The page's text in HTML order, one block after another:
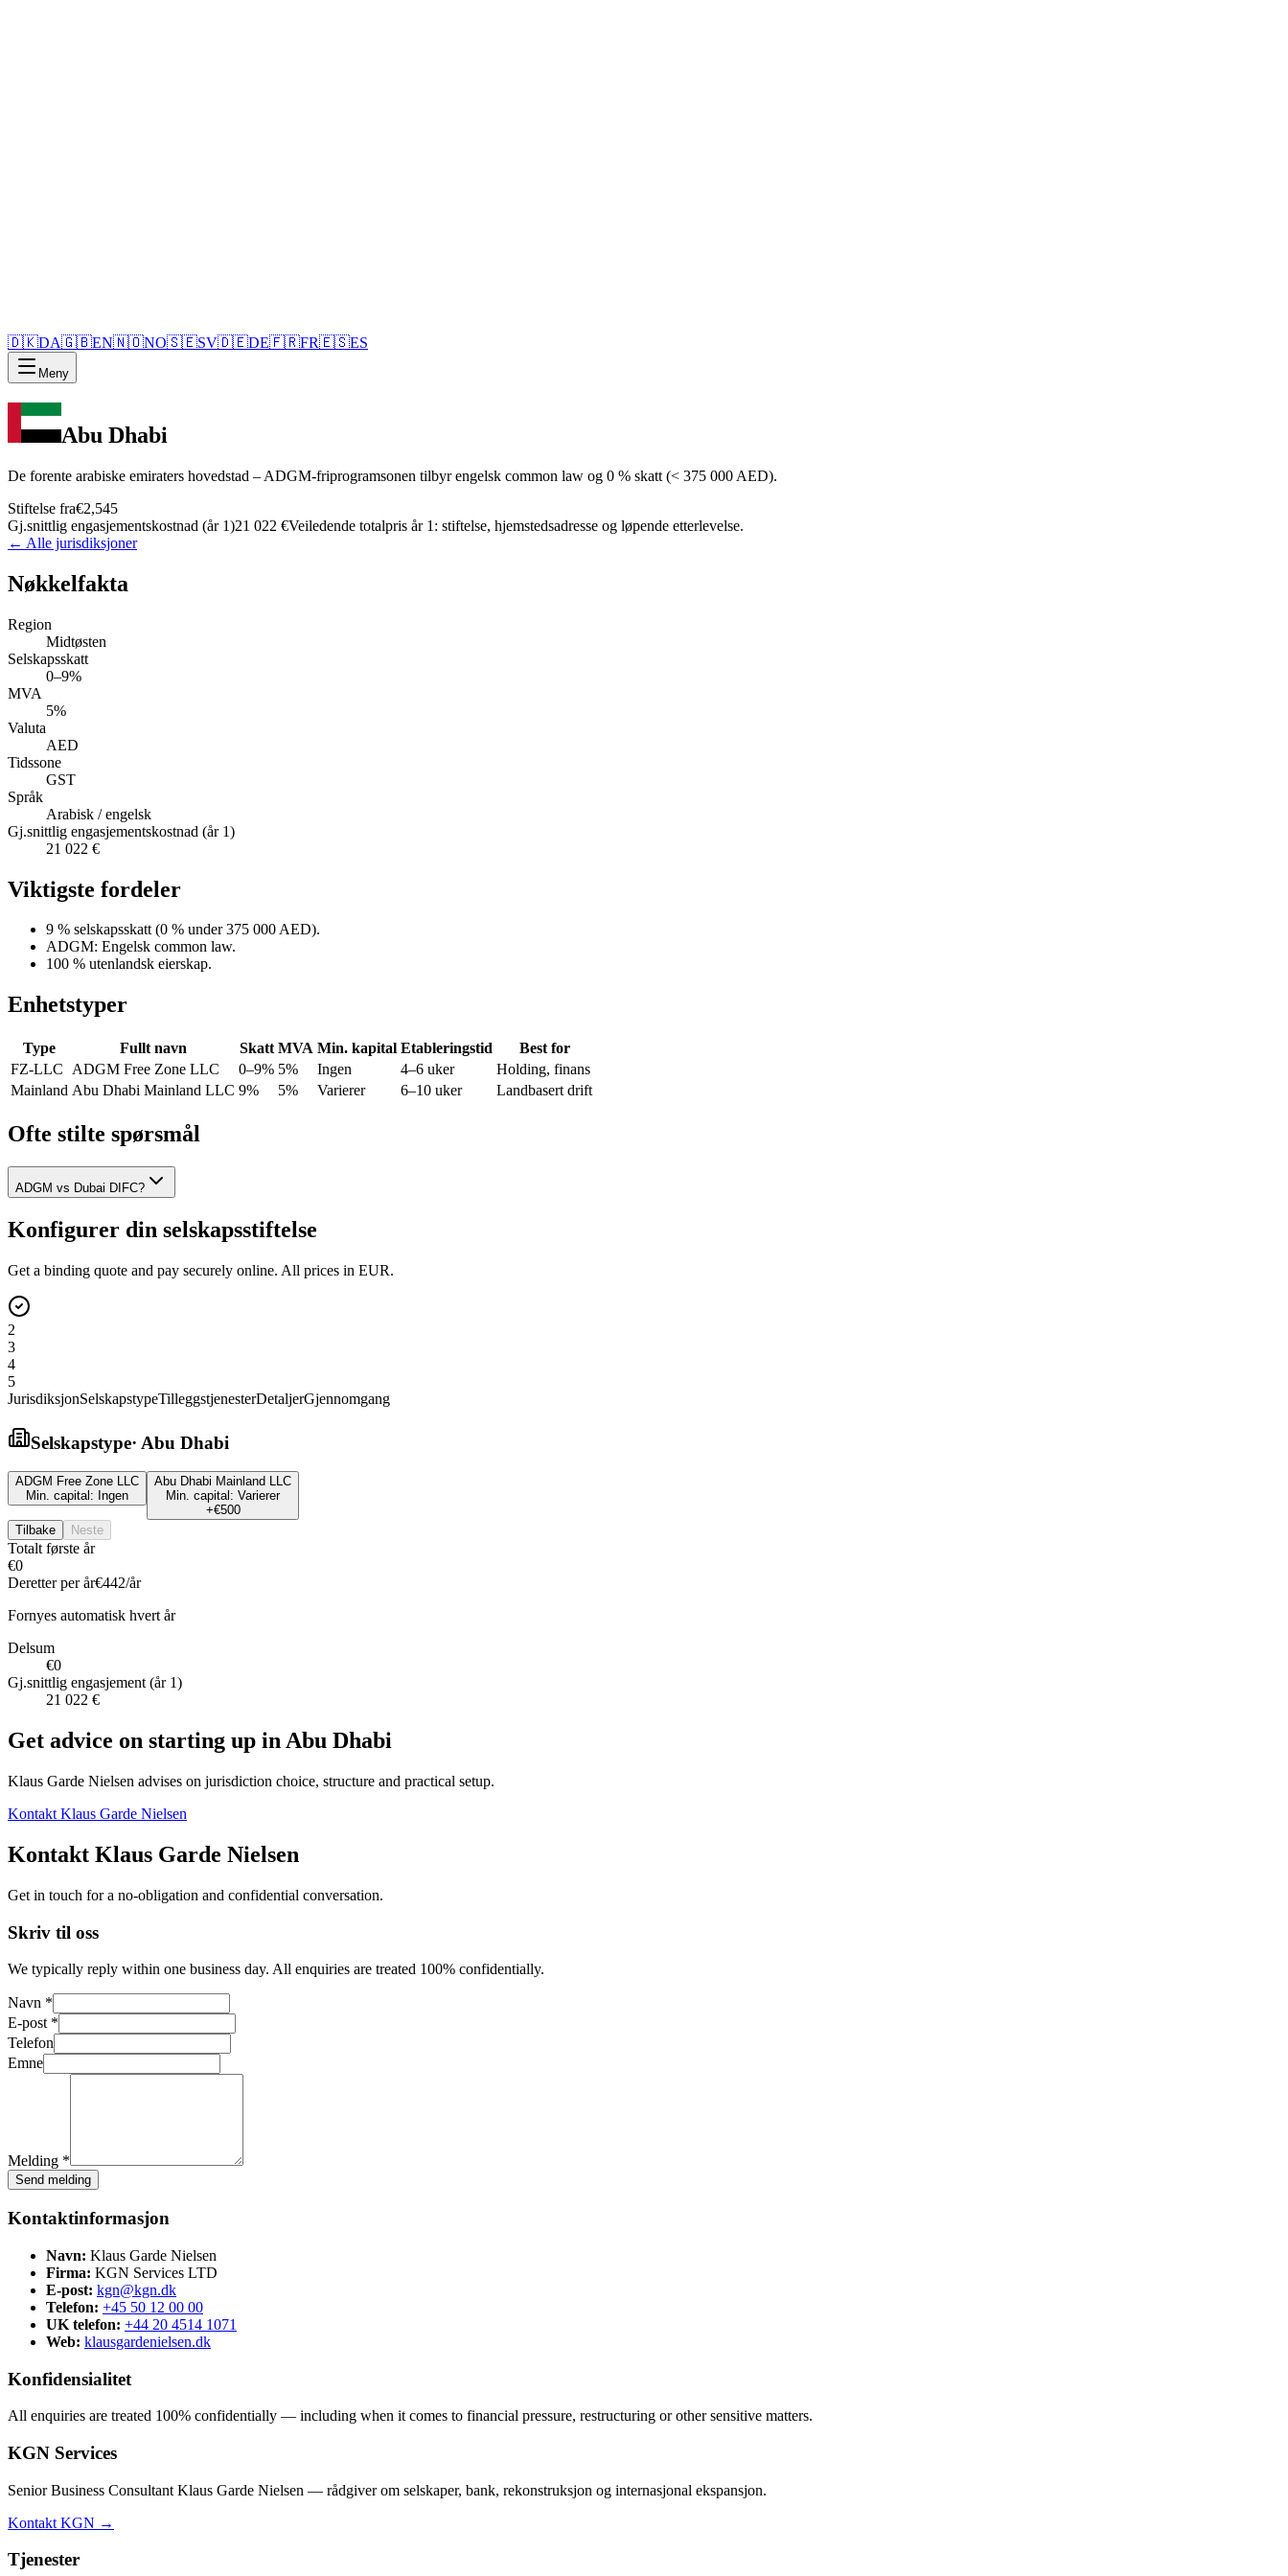
🇩🇰DA🇬🇧EN🇳🇴NO🇸🇪SV🇩🇪DE🇫🇷FR🇪🇸ES
Meny
Abu Dhabi
De forente arabiske emiraters hovedstad – ADGM-friprogramsonen tilbyr engelsk common law og 0 % skatt (< 375 000 AED).
Stiftelse fra€2,545
Gj.snittlig engasjementskostnad (år 1)21 022 €Veiledende totalpris år 1: stiftelse, hjemstedsadresse og løpende etterlevelse.
← Alle jurisdiksjoner
Nøkkelfakta
Region
Midtøsten
Selskapsskatt
0–9%
MVA
5%
Valuta
AED
Tidssone
GST
Språk
Arabisk / engelsk
Gj.snittlig engasjementskostnad (år 1)
21 022 €
Viktigste fordeler
9 % selskapsskatt (0 % under 375 000 AED).
ADGM: Engelsk common law.
100 % utenlandsk eierskap.
Enhetstyper
Type Fullt navn Skatt MVA Min. kapital Etableringstid
Best for
FZ-LLC
ADGM Free Zone LLC 0–9% 5% Ingen 4–6 uker
Holding, finans
Mainland Abu Dhabi Mainland LLC 9% 5% Varierer 6–10 uker Landbasert drift
Ofte stilte spørsmål
ADGM vs Dubai DIFC?
Konfigurer din selskapsstiftelse
Get a binding quote and pay securely online. All prices in EUR.
2
3
4
5
JurisdiksjonSelskapstypeTilleggstjenesterDetaljerGjennomgang
Selskapstype· Abu Dhabi
ADGM Free Zone LLC
Min. capital: Ingen
Abu Dhabi Mainland LLC
Min. capital: Varierer
+€500
Tilbake
Neste
Totalt første år
€0
Deretter per år€442/år
Fornyes automatisk hvert år
Delsum
€0
Gj.snittlig engasjement (år 1)
21 022 €
Get advice on starting up inAbu Dhabi
Klaus Garde Nielsen advises on jurisdiction choice, structure and practical setup.
Kontakt Klaus Garde Nielsen
Kontakt Klaus Garde Nielsen
Get in touch for a no-obligation and confidential conversation.
Skriv til oss
We typically reply within one business day. All enquiries are treated 100% confidentially.
Navn *
E-post *
Telefon
Emne
Melding *
Send melding
Kontaktinformasjon
Navn: Klaus Garde Nielsen
Firma: KGN Services LTD
E-post: kgn@kgn.dk
Telefon: +45 50 12 00 00
UK telefon: +44 20 4514 1071
Web: klausgardenielsen.dk
Konfidensialitet
All enquiries are treated 100% confidentially — including when it comes to financial pressure, restructuring or other sensitive matters.
KGN Services
Senior Business Consultant Klaus Garde Nielsen — rådgiver om selskaper, bank, rekonstruksjon og internasjonal ekspansjon.
Kontakt KGN →
Tjenester